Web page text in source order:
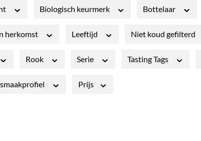
Biologisch keurmerk Bottelaar
herkomst Leeftijd Niet koud gefilterd
Rook Serie Tasting Tags
Prijs